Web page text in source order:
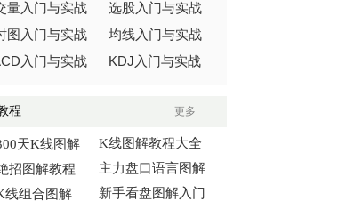
量入门与实战
图入门与实战
入门与实战
选股入门与实战
均线入门与实战
KDJ 入门与实战
程 更多
天K线图解
招图解教程
线组合图解
K线图解教程大全
主力盘口语言图解
新手看盘图解入门